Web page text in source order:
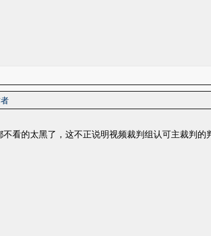
看的太黑了，这不正说明视频裁判组认可主裁判的